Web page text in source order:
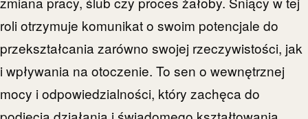
roli otrzymuje komunikat o swoim potencjale do
przekształcania zarówno swojej rzeczywistości, jak
i wpływania na otoczenie. To sen o wewnętrznej
mocy i odpowiedzialności, który zachęca do